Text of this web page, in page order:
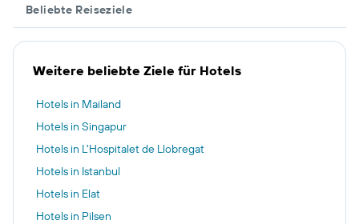
Beliebte Reiseziele
Weitere beliebte Ziele für Hotels
Hotels in Mailand
Hotels in Singapur
Hotels in L'Hospitalet de Llobregat
Hotels in Istanbul
Hotels in Elat
Hotels in Pilsen